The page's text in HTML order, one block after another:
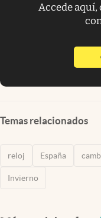
Accede aquí,
Temas relacionados
reloj España
Invierno